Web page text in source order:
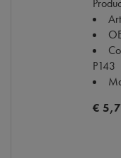
P143
€